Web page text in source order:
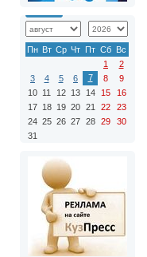
Пн Вт Ср Чт Пт Сб Вс
1
2
3
4 5 6 7 8
9
10 11 12 13 14 15
16
17 18 19 20 21 22
23
24 25 26 27 28 29
30
31